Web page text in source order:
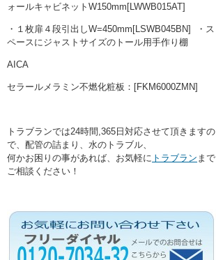
ォールキャビネットW150mm[LWWB015AT]
・１枚扉４段引出しW=450mm[LSWB045BN] ・ス
ペースにジャストサイズのトール用手作り棚
AICA
セラールメラミン不燃化粧板：[FKM6000ZMN]
トラブランでは24時間,365日対応させて頂きますの
で、配管の詰まり、水のトラブル、
何かお困りの事があれば、お気軽に トラブラン まで
ご相談ください！